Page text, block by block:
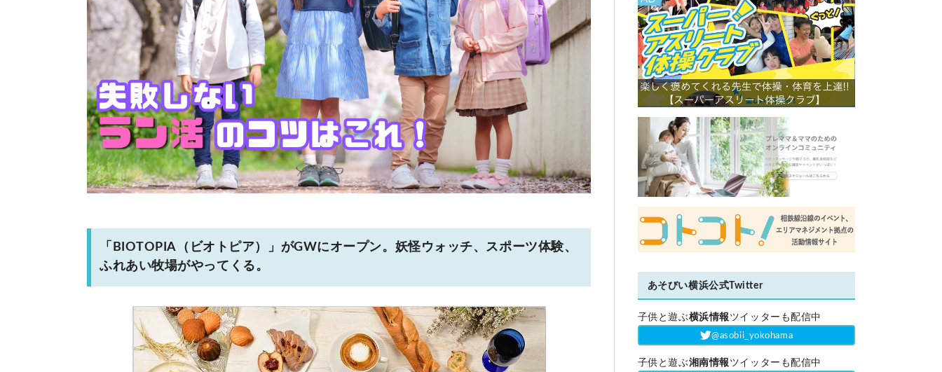
「BIOTOPIA（ビオトピア）」がGWにオープン。妖怪ウォッチ、スポーツ体験、
ふれあい牧場がやってくる。
あそびい横浜公式Twitter
子供と遊ぶ横浜情報 ツイッターも配信中
‎@asobii_yokohama
子供と遊ぶ湘南情報 ツイッターも配信中